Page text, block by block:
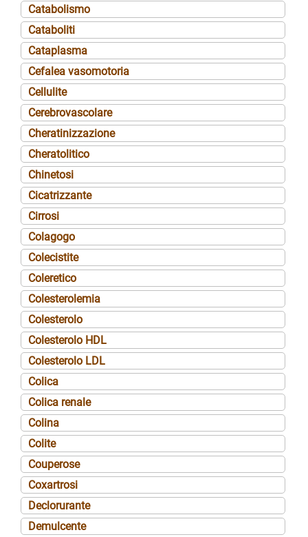
Catabolismo
Cataboliti
Cataplasma
Cefalea vasomotoria
Cellulite
Cerebrovascolare
Cheratinizzazione
Cheratolitico
Chinetosi
Cicatrizzante
Cirrosi
Colagogo
Colecistite
Coleretico
Colesterolemia
Colesterolo
Colesterolo HDL
Colesterolo LDL
Colica
Colica renale
Colina
Colite
Couperose
Coxartrosi
Declorurante
Demulcente